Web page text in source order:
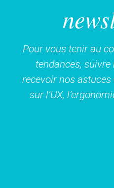
Pour vous tenir au
tendances,
recevoir nos
sur l’UX,